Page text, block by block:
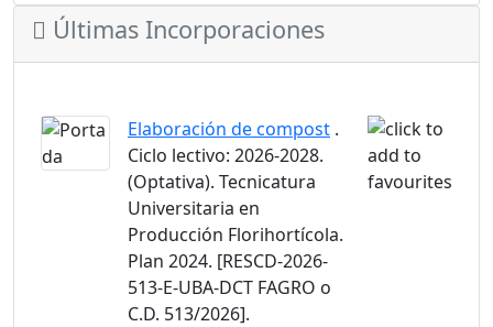
Últimas Incorporaciones
Elaboración de compost .
Ciclo lectivo: 2026-2028.
(Optativa). Tecnicatura
Universitaria en
Producción Florihortícola.
Plan 2024. [RESCD-2026-
513-E-UBA-DCT FAGRO o
C.D. 513/2026].